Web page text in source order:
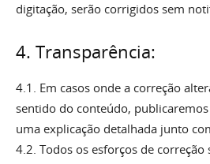
digitação, serão corrigidos sem
4. Transparência:
4.1. Em casos onde a correção
sentido do conteúdo,
uma explicação detalhada junto
4.2. Todos os esforços de